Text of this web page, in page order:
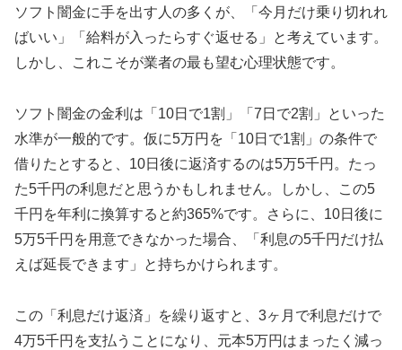
ソフト闇金に手を出す人の多くが、「今月だけ乗り切れれ
ばいい」「給料が入ったらすぐ返せる」と考えています。
しかし、これこそが業者の最も望む心理状態です。
ソフト闇金の金利は「10日で1割」「7日で2割」といった
水準が一般的です。仮に5万円を「10日で1割」の条件で
借りたとすると、10日後に返済するのは5万5千円。たっ
た5千円の利息だと思うかもしれません。しかし、この5
千円を年利に換算すると約365%です。さらに、10日後に
5万5千円を用意できなかった場合、「利息の5千円だけ払
えば延長できます」と持ちかけられます。
この「利息だけ返済」を繰り返すと、3ヶ月で利息だけで
4万5千円を支払うことになり、元本5万円はまったく減っ